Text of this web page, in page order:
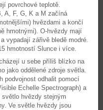
povrchové teplotě.
A, F, G, K a M začíná
hvězdami a končí
hmotnými). O-hvězdy mají
vypadají zářivě bledě modré.
hmotností Slunce i více.
u sebe příliš blízko na
jako oddělené zdroje světla.
podvojnost odhalit pomocí
Echelle Spectrograph) a
světlo hvězdy stejným
Ve světle hvězdy jsou